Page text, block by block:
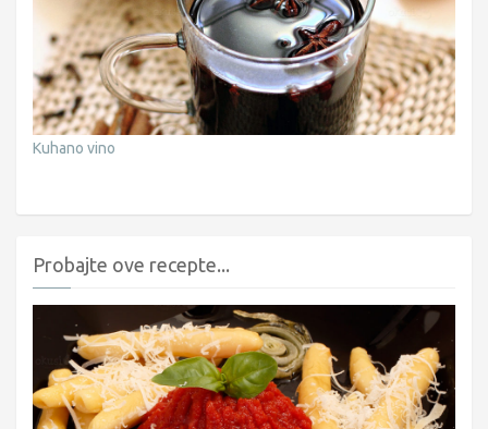
Kuhano vino
Probajte ove recepte...